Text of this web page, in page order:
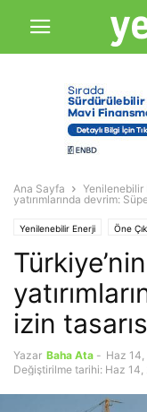
Ana Sayfa Yenilenebilir
yatırımlarında devrim:
Yenilenebilir Enerji Öne
izin
Yazar Baha Ata - Haz
Değiştirilme tarihi: Haz 14,